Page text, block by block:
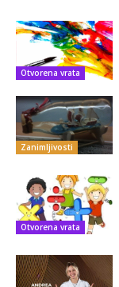
Otvorena vrata
Zanimljivosti
Otvorena vrata